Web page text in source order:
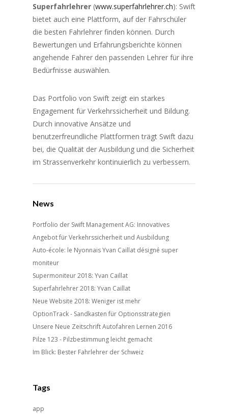
Superfahrlehrer (www.superfahrlehrer.ch): Swift
bietet auch eine Plattform, auf der Fahrschüler
die besten Fahrlehrer finden können. Durch
Bewertungen und Erfahrungsberichte können
angehende Fahrer den passenden Lehrer für ihre
Bedürfnisse auswählen.
Das Portfolio von Swift zeigt ein starkes
Engagement für Verkehrssicherheit und Bildung.
Durch innovative Ansätze und
benutzerfreundliche Plattformen trägt Swift dazu
bei, die Qualität der Ausbildung und die Sicherheit
im Strassenverkehr kontinuierlich zu verbessern.
News
Portfolio der Swift Management AG: Innovatives
Angebot für Verkehrssicherheit und Ausbildung
Auto-école: le Nyonnais Yvan Caillat désigné super
moniteur
Supermoniteur 2018: Yvan Caillat
Superfahrlehrer 2018: Yvan Caillat
Neue Website 2018: Weniger ist mehr
OptionTrack - Sandkasten für Optionsstrategien
Unsere Neue Zeitschrift Autofahren Lernen 2016
Pilze 123 - Pilzbestimmung leicht gemacht
Im Blick: Bester Fahrlehrer der Schweiz
Tags
app